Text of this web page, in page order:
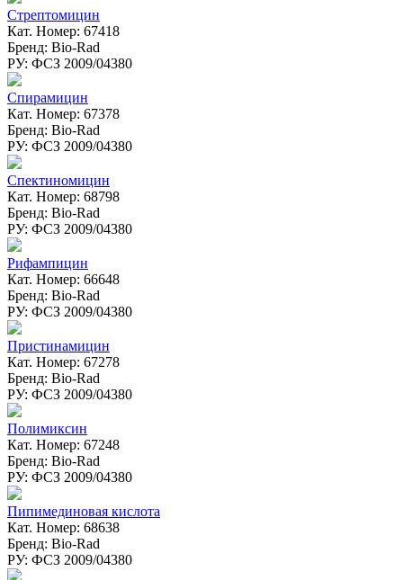
Стрептомицин
Кат. Номер: 67418
Бренд: Bio-Rad
РУ: ФСЗ 2009/04380
Спирамицин
Кат. Номер: 67378
Бренд: Bio-Rad
РУ: ФСЗ 2009/04380
Спектиномицин
Кат. Номер: 68798
Бренд: Bio-Rad
РУ: ФСЗ 2009/04380
Рифампицин
Кат. Номер: 66648
Бренд: Bio-Rad
РУ: ФСЗ 2009/04380
Пристинамицин
Кат. Номер: 67278
Бренд: Bio-Rad
РУ: ФСЗ 2009/04380
Полимиксин
Кат. Номер: 67248
Бренд: Bio-Rad
РУ: ФСЗ 2009/04380
Пипимединовая кислота
Кат. Номер: 68638
Бренд: Bio-Rad
РУ: ФСЗ 2009/04380